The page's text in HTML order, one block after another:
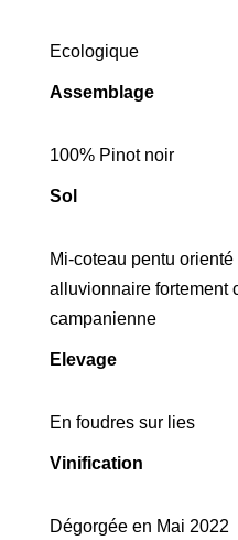
Ecologique
Assemblage
100% Pinot noir
Sol
Mi-coteau pentu
alluvionnaire fortement
campanienne
Elevage
En foudres sur lies
Vinification
Dégorgée en Mai 2022